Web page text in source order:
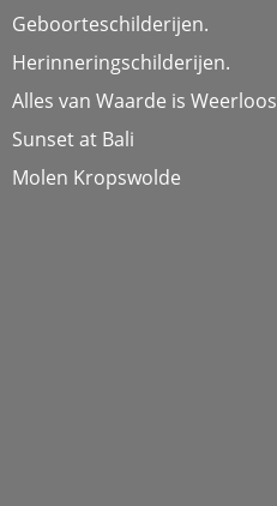
Geboorteschilderijen.
Herinneringschilderijen.
Alles van Waarde is Weerloos
Sunset at Bali
Molen Kropswolde